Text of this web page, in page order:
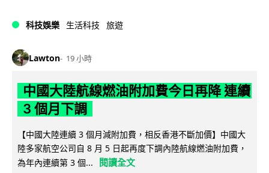
科技娛樂 生活科技 旅遊
Lawton 19 小時
中國大陸航線燃油附加費今日再降 連續
3 個月下調
【中國大陸連續 3 個月減附加費，相反香港不斷加價】中國大
陸多家航空公司自 8 月 5 日起再度下調內陸航線燃油附加費，
為年內連續第 3 個...
閱讀全文